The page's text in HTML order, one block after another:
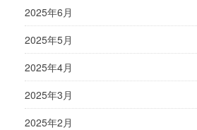
2025年6月
2025年5月
2025年4月
2025年3月
2025年2月